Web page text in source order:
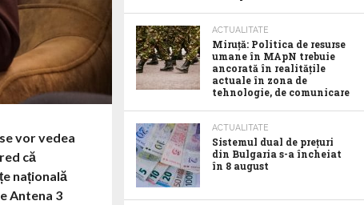
vor vedea
că
națională
Antena 3
ACTUALITATE
Miruță: Politica de resurse
umane în MApN trebuie
ancorată în realitățile
actuale în zona de
tehnologie, de comunicare
ACTUALITATE
Sistemul dual de prețuri
din Bulgaria s-a încheiat
în 8 august